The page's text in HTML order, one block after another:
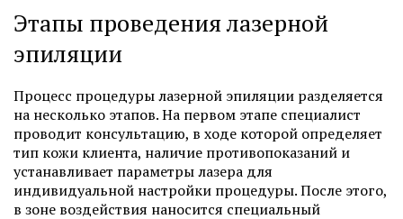
Этапы проведения лазерной
эпиляции
Процесс процедуры лазерной эпиляции разделяется
на несколько этапов. На первом этапе специалист
проводит консультацию, в ходе которой определяет
тип кожи клиента, наличие противопоказаний и
устанавливает параметры лазера для
индивидуальной настройки процедуры. После этого,
в зоне воздействия наносится специальный